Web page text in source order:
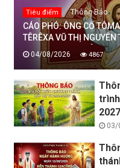
Tiêu điểm Thông Báo
CÁO PHÓ: ÔNG CỐ
TÊRÊXA VŨ THỊ
MAI THỊ THỊNH, DÒNG
AN NGHỈ TRONG CHÚA,
04/08/2026 4867
2027
03/